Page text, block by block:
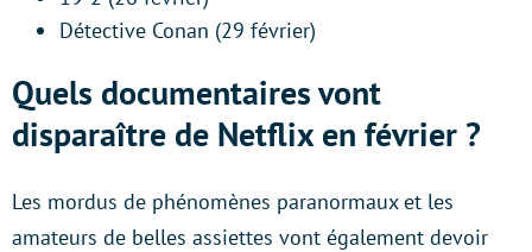
Détective Conan (29 février)
Quels documentaires vont
disparaître de Netflix en février ?
Les mordus de phénomènes paranormaux et les
amateurs de belles assiettes vont également devoir